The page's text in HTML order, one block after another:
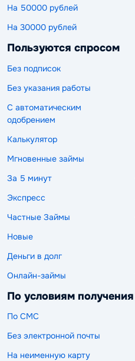
На 50000 рублей
На 30000 рублей
Пользуются спросом
Без подписок
Без указания работы
С автоматическим
одобрением
Калькулятор
Мгновенные займы
За 5 минут
Экспресс
Частные Займы
Новые
Деньги в долг
Онлайн-займы
По условиям получения
По СМС
Без электронной почты
На неименную карту